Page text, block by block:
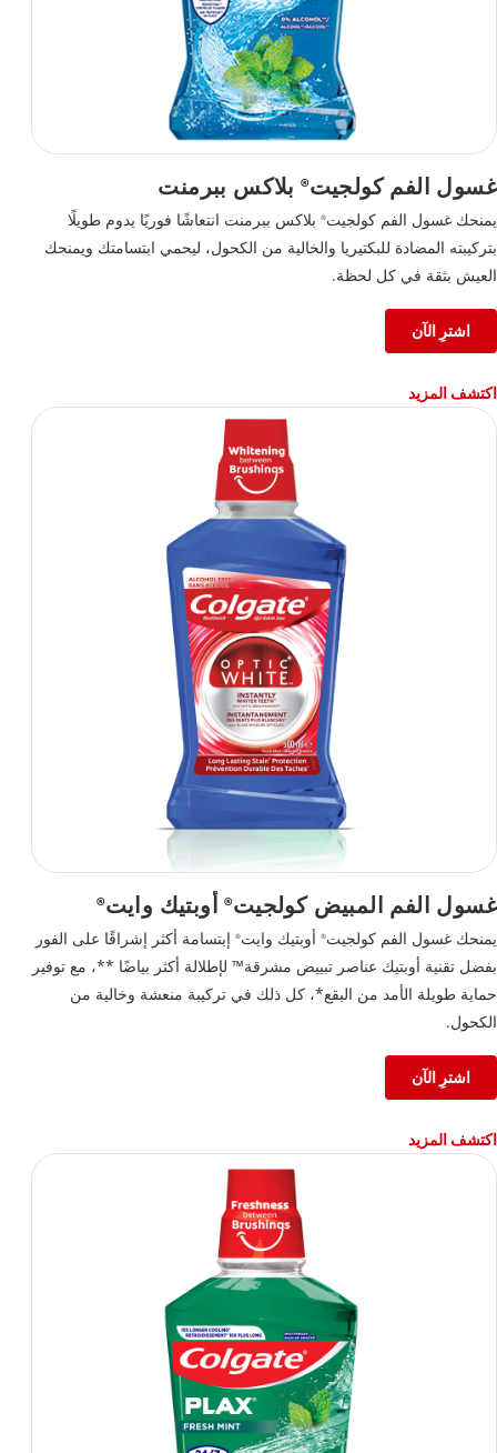
غسول الفم كولجيت®بلاكس ببرمنت
يمنحك غسول الفم كولجيت®
بلاكس ببرمنت انتعاشًا فوريًا يدوم طويلًا
بتركيبته المضادة للبكتيريا والخالية من الكحول، ليحمي ابتسامتك ويمنحك
العيش بثقة في كل لحظة.
اشترِ الآن
اكتشف المزيد
غسول الفم المبيض كولجيت®أوبتيك وايت®
يمنحك غسول الفم كولجيت® أوبتيك وايت® إبتسامة أكثر إشراقًا على الفور
بفضل تقنية أوبتيك عناصر تبييض مشرقة™ لإطلالة أكثر بياضًا **، مع توفير
حماية طويلة الأمد من البقع*، كل ذلك في تركيبة منعشة وخالية من
الكحول.
اشترِ الآن
اكتشف المزيد